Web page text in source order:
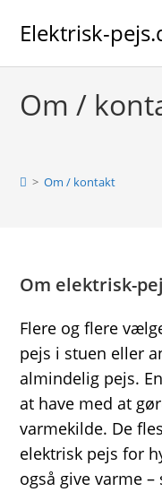
Elektrisk-
Om /
> Om / kontakt
Om elektrisk-
Flere og flere
pejs i stuen eller
almindelig pejs.
at have med at
varmekilde. De
elektrisk pejs for
også give varme